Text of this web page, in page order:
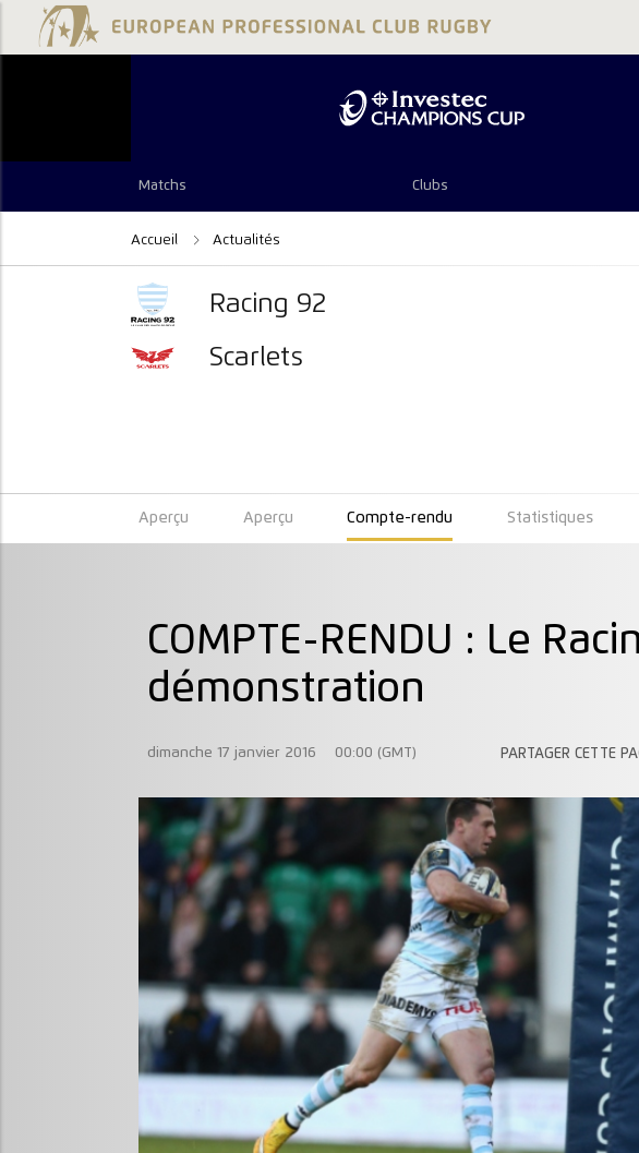
Matchs Clubs
Accueil Actualités
Racing 92
Scarlets
Aperçu Aperçu Compte-rendu Statistiques
COMPTE-RENDU : Le
démonstration
dimanche 17 janvier 2016 00:00 (GMT) PARTAGER CETTE